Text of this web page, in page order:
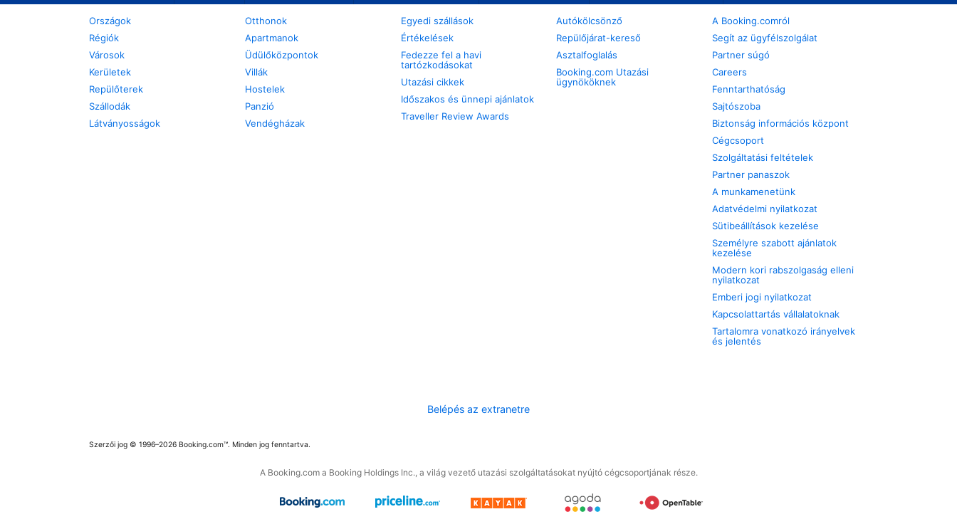
Országok
Régiók
Városok
Kerületek
Repülőterek
Szállodák
Látványosságok
Otthonok
Apartmanok
Üdülőközpontok
Villák
Hostelek
Panzió
Vendégházak
Egyedi szállások
Értékelések
Fedezze fel a havi
tartózkodásokat
Utazási cikkek
Időszakos és ünnepi ajánlatok
Traveller Review Awards
Autókölcsönző
Repülőjárat-kereső
Asztalfoglalás
Booking.com Utazási
ügynököknek
A Booking.comról
Segít az ügyfélszolgálat
Partner súgó
Careers
Fenntarthatóság
Sajtószoba
Biztonság információs központ
Cégcsoport
Szolgáltatási feltételek
Partner panaszok
A munkamenetünk
Adatvédelmi nyilatkozat
Sütibeállítások kezelése
Személyre szabott ajánlatok
kezelése
Modern kori rabszolgaság elleni
nyilatkozat
Emberi jogi nyilatkozat
Kapcsolattartás vállalatoknak
Tartalomra vonatkozó irányelvek
és jelentés
Belépés az extranetre
Szerzői jog © 1996–2026 Booking.com™. Minden jog fenntartva.
A Booking.com a Booking Holdings Inc., a világ vezető utazási szolgáltatásokat nyújtó cégcsoportjának része.